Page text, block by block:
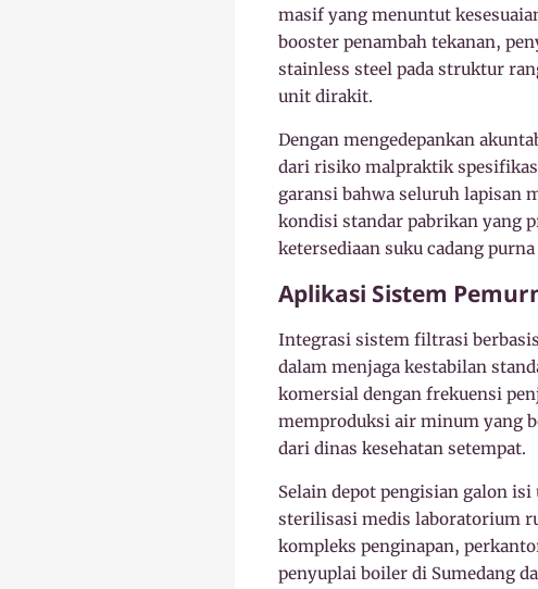
masif yang menuntut
booster penambah tekanan,
stainless steel pada struktur
unit dirakit.
Dengan mengedepankan
dari risiko malpraktik
garansi bahwa seluruh lapisan
kondisi standar pabrikan yang
ketersediaan suku cadang
Aplikasi Sistem
Integrasi sistem filtrasi
dalam menjaga kestabilan
komersial dengan frekuensi
memproduksi air minum yang
dari dinas kesehatan setempat.
Selain depot pengisian galon
sterilisasi medis laboratorium
kompleks penginapan,
penyuplai boiler di Sumedang